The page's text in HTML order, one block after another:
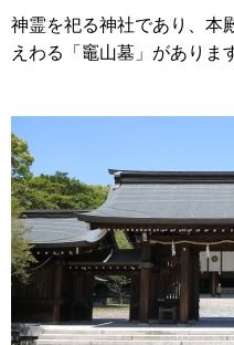
神霊を祀る神社であり、本
えわる「竈山墓」がありま